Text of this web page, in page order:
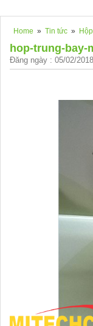
Home » Tin tức »
hop-trung-bay-
Đăng ngày : 05/02/2018